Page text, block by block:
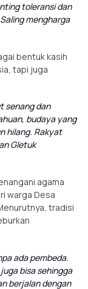
toleransi dan
mengharga
bentuk kasih
tapi juga
senang dan
budaya yang
hilang. Rakyat
Gletuk
agama
warga Desa
tradisi
ada pembeda.
bisa sehingga
berjalan dengan